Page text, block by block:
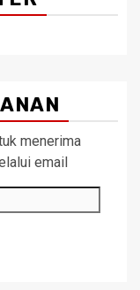
menerima
email